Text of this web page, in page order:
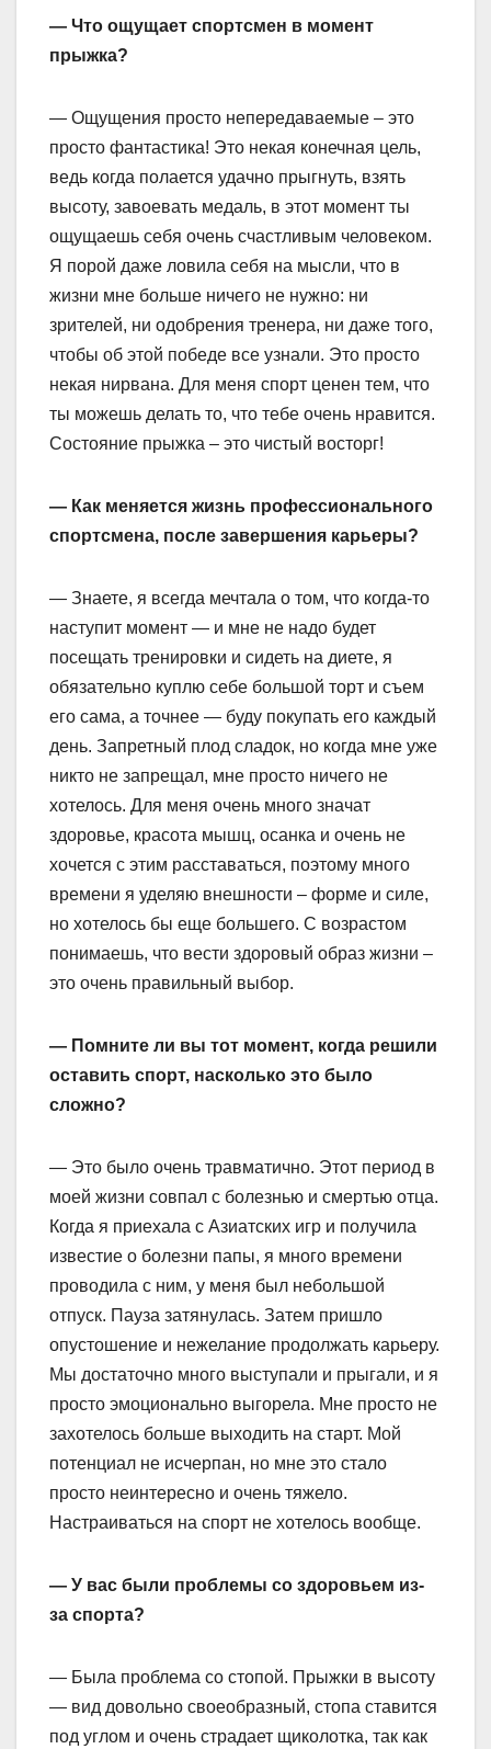
— Что ощущает спортсмен в момент
прыжка?
— Ощущения просто непередаваемые – это
просто фантастика! Это некая конечная цель,
ведь когда полается удачно прыгнуть, взять
высоту, завоевать медаль, в этот момент ты
ощущаешь себя очень счастливым человеком.
Я порой даже ловила себя на мысли, что в
жизни мне больше ничего не нужно: ни
зрителей, ни одобрения тренера, ни даже того,
чтобы об этой победе все узнали. Это просто
некая нирвана. Для меня спорт ценен тем, что
ты можешь делать то, что тебе очень нравится.
Состояние прыжка – это чистый восторг!
— Как меняется жизнь профессионального
спортсмена, после завершения карьеры?
— Знаете, я всегда мечтала о том, что когда-то
наступит момент — и мне не надо будет
посещать тренировки и сидеть на диете, я
обязательно куплю себе большой торт и съем
его сама, а точнее — буду покупать его каждый
день. Запретный плод сладок, но когда мне уже
никто не запрещал, мне просто ничего не
хотелось. Для меня очень много значат
здоровье, красота мышц, осанка и очень не
хочется с этим расставаться, поэтому много
времени я уделяю внешности – форме и силе,
но хотелось бы еще большего. С возрастом
понимаешь, что вести здоровый образ жизни –
это очень правильный выбор.
— Помните ли вы тот момент, когда решили
оставить спорт, насколько это было
сложно?
— Это было очень травматично. Этот период в
моей жизни совпал с болезнью и смертью отца.
Когда я приехала с Азиатских игр и получила
известие о болезни папы, я много времени
проводила с ним, у меня был небольшой
отпуск. Пауза затянулась. Затем пришло
опустошение и нежелание продолжать карьеру.
Мы достаточно много выступали и прыгали, и я
просто эмоционально выгорела. Мне просто не
захотелось больше выходить на старт. Мой
потенциал не исчерпан, но мне это стало
просто неинтересно и очень тяжело.
Настраиваться на спорт не хотелось вообще.
— У вас были проблемы со здоровьем из-
за спорта?
— Была проблема со стопой. Прыжки в высоту
— вид довольно своеобразный, стопа ставится
под углом и очень страдает щиколотка, так как